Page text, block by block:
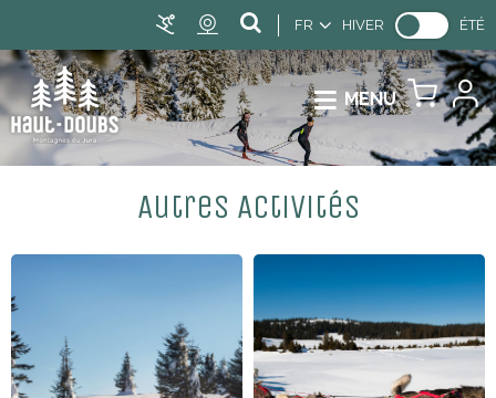
FR HIVER ÉTÉ
MENU
Autres Activités